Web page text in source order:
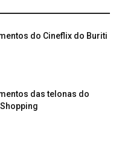
do Cineflix do Buriti
das telonas do